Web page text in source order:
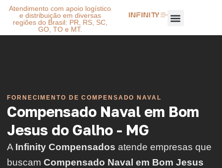
Atendimento com apoio logístico
e distribuição em diversas
regiões do Brasil: PR, RS, SC,
GO, TO e MT.
FORNECIMENTO DE COMPENSADO NAVAL
Compensado Naval em Bom
Jesus do Galho - MG
A Infinity Compensados atende empresas que
buscam Compensado Naval em Bom Jesus